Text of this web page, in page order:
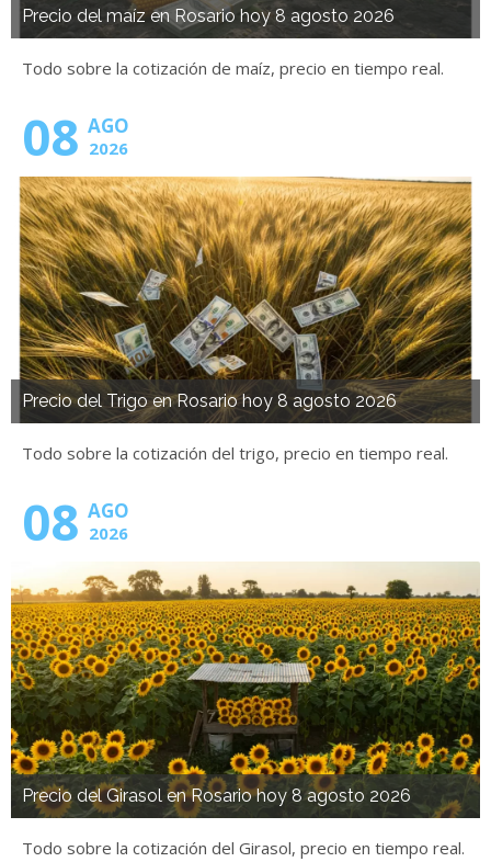
Precio del maíz en Rosario hoy 8 agosto 2026
Todo sobre la cotización de maíz, precio en tiempo real.
08 AGO
2026
Precio del Trigo en Rosario hoy 8 agosto 2026
Todo sobre la cotización del trigo, precio en tiempo real.
08 AGO
2026
Precio del Girasol en Rosario hoy 8 agosto 2026
Todo sobre la cotización del Girasol, precio en tiempo real.